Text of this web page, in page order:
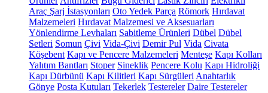
Araç Şarj İstasyonları Oto Yedek Parça Römork Hırdavat
Malzemeleri Hırdavat Malzemesi ve Aksesuarları
Yönlendirme Levhaları Sabitleme Ürünleri Dübel Dübel
Setleri Somun Çivi Vida-Çivi Demir Pul Vida Civata
Köşebent Kapı ve Pencere Malzemeleri Menteşe Kapı Kolları
Yalıtım Bantları Stoper Sineklik Pencere Kolu Kapı Hidroliği
Kapı Dürbünü Kapı Kilitleri Kapı Sürgüleri Anahtarlık
Gönye Posta Kutuları Tekerlek Testereler Daire Testereler